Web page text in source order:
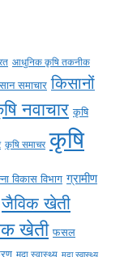
आधुनिक कृषि तकनीक
समाचार किसानों
नवाचार कृषि
कृषि समाचर कृषि
विकास विभाग ग्रामीण
जैविक खेती
खेती फसल
मृदा स्वास्थ्य मृदा स्वास्थ्य